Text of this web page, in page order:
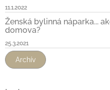
11.1.2022
Ženská bylinná náparka...
domova?
25.3.2021
Archív